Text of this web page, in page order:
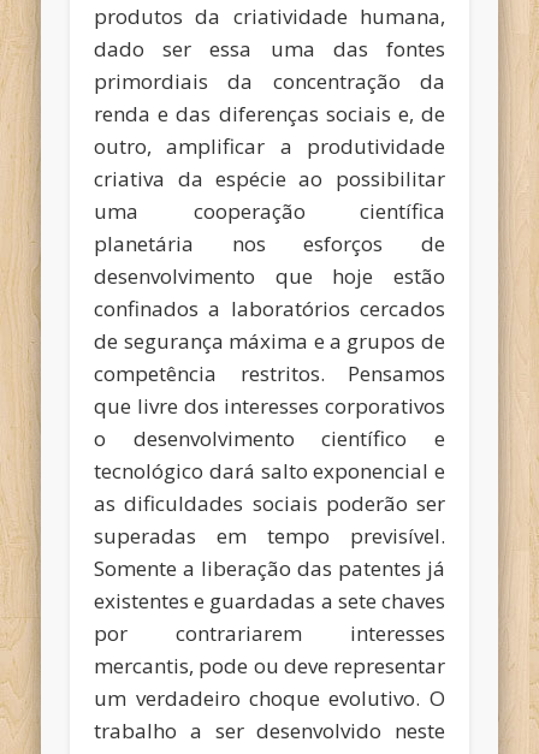
produtos da criatividade humana,
dado ser essa uma das fontes
primordiais da concentração da
renda e das diferenças sociais e, de
outro, amplificar a produtividade
criativa da espécie ao possibilitar
uma cooperação científica
planetária nos esforços de
desenvolvimento que hoje estão
confinados a laboratórios cercados
de segurança máxima e a grupos de
competência restritos. Pensamos
que livre dos interesses corporativos
o desenvolvimento científico e
tecnológico dará salto exponencial e
as dificuldades sociais poderão ser
superadas em tempo previsível.
Somente a liberação das patentes já
existentes e guardadas a sete chaves
por contrariarem interesses
mercantis, pode ou deve representar
um verdadeiro choque evolutivo. O
trabalho a ser desenvolvido neste